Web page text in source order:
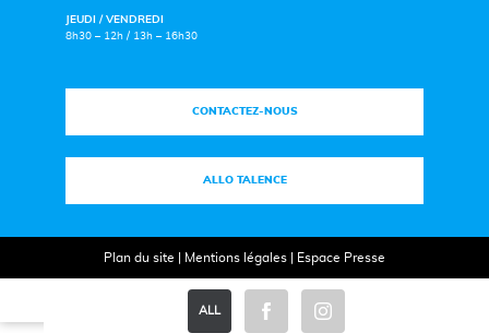
ALL
JEUDI / VENDREDI
8h30 – 12h / 13h – 16h30
CONTACTEZ-NOUS
ALLO TALENCE
Plan du site Mentions légales| Espace Presse